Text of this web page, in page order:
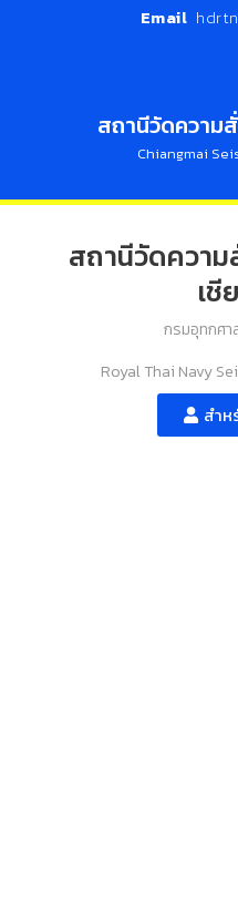
Email
สถานีวัดความ
Chiangmai
สถานีวัดความ
เชี
กรมอุทกศา
Royal Thai Navy
สำห